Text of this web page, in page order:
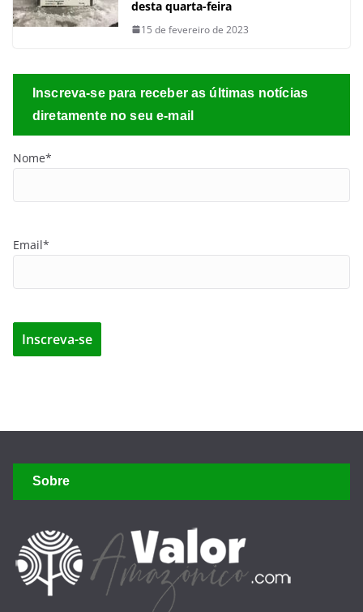
desta quarta-feira
15 de fevereiro de 2023
Inscreva-se para receber as últimas notícias
diretamente no seu e-mail
Nome*
Email*
Sobre